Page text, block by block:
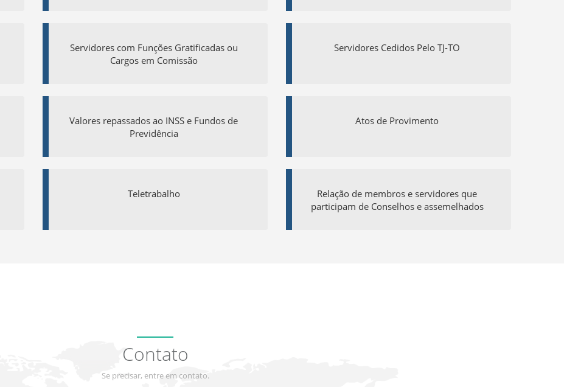
Servidores com Funções Gratificadas ou
Cargos em Comissão
Servidores Cedidos Pelo TJ-TO
Valores repassados ao INSS e Fundos de
Previdência
Atos de Provimento
Teletrabalho
Relação de membros e servidores que
participam de Conselhos e assemelhados
Contato
Se precisar, entre em contato.